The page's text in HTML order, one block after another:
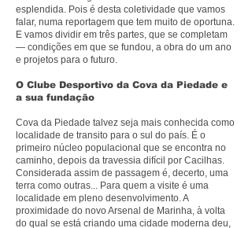
esplendida. Pois é desta coletividade que vamos
falar, numa reportagem que tem muito de oportuna.
E vamos dividir em três partes, que se completam
— condições em que se fundou, a obra do um ano
e projetos para o futuro.
O Clube Desportivo da Cova da Piedade e
a sua fundação
Cova da Piedade talvez seja mais conhecida como
localidade de transito para o sul do país. É o
primeiro núcleo populacional que se encontra no
caminho, depois da travessia difícil por Cacilhas.
Considerada assim de passagem é, decerto, uma
terra como outras... Para quem a visite é uma
localidade em pleno desenvolvimento. A
proximidade do novo Arsenal de Marinha, à volta
do qual se está criando uma cidade moderna deu,